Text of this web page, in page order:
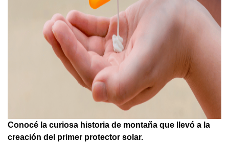
Conocé la curiosa historia de montaña que llevó a la
creación del primer protector solar.